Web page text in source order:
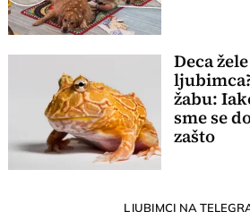
Deca
žabu:
sme se
zašto
LJUBIMCI NA